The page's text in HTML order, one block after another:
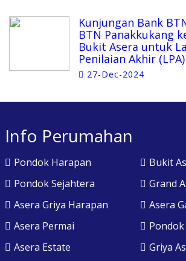
Kunjungan Bank
BTN Panakkukang
Bukit Asera untuk
Penilaian Akhir (LPA)
27-Dec-2024
Info Perumahan
Pondok Harapan
Pondok Sejahtera
Asera Griya Harapan
Asera Permai
Asera Estate
Bukit
Grand
Asera
Griya